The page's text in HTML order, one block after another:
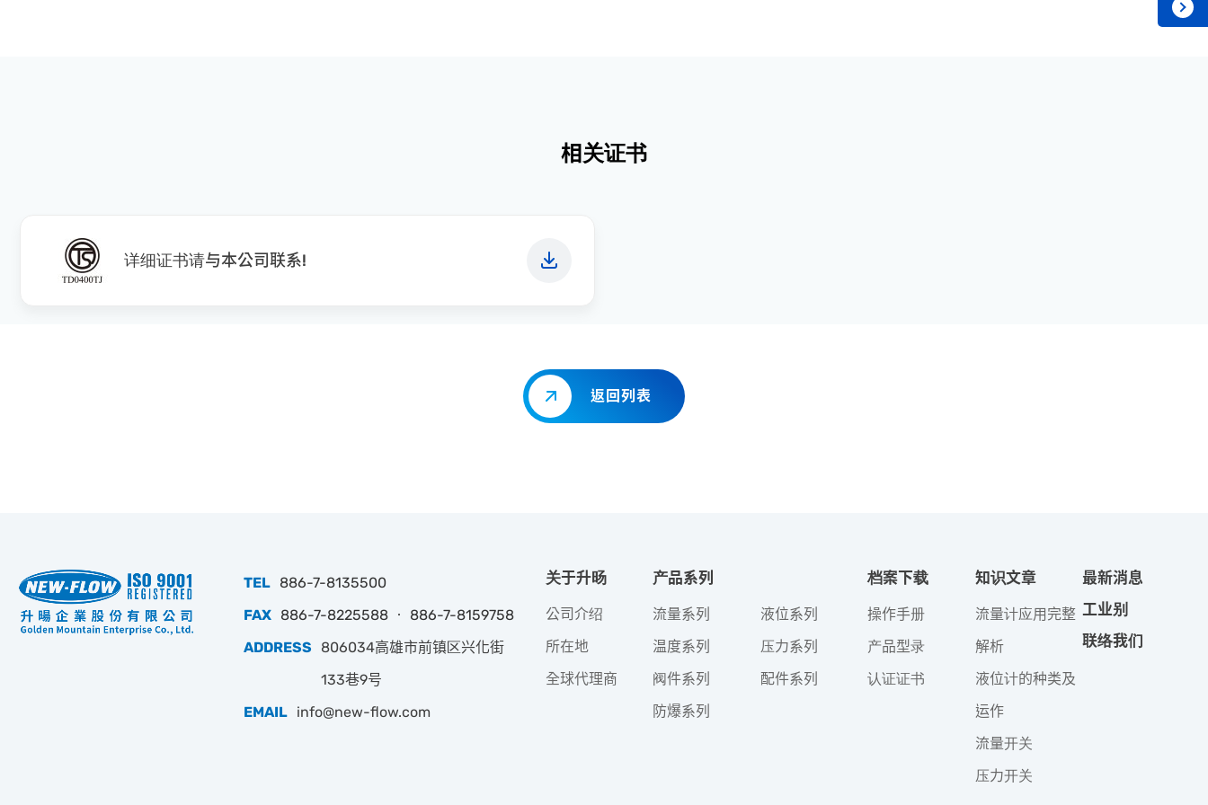
相关证书
详细证书请与本公司联系!
返回列表
TEL 886-7-8135500
FAX 886-7-8225588 ‧ 886-7-8159758
ADDRESS
806034高雄市前镇区兴化街
133巷9号
EMAIL info@new-flow.com
关于升旸
公司介绍
所在地
全球代理商
产品系列
流量系列
液位系列
温度系列
压力系列
阀件系列
配件系列
防爆系列
档案下载
操作手册
产品型录
认证证书
知识文章
流量计应用完整
解析
液位计的种类及
运作
流量开关
压力开关
最新消息
工业别
联络我们